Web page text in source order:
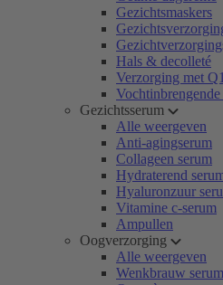
Gezichtsmaskers
Hals & decolleté
Verzorging met
Vochtinbrengende
Gezichtsserum
Alle weergeven
Anti-agingserum
Collageen serum
Hydraterend
Hyaluronzuur
Vitamine c-serum
Ampullen
Oogverzorging
Alle weergeven
Wenkbrauw serum